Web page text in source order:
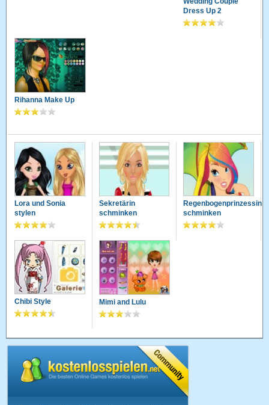
Dress Up 2
Rihanna Make Up
Lora und Sonia
stylen
Sekretärin
schminken
Regenbogenprinzessin
schminken
Chibi Style Mimi and Lulu